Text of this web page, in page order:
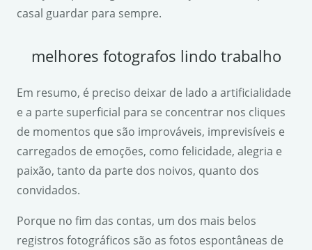
casal guardar para sempre.
melhores fotografos lindo trabalho
Em resumo, é preciso deixar de lado a artificialidade
e a parte superficial para se concentrar nos cliques
de momentos que são improváveis, imprevisíveis e
carregados de emoções, como felicidade, alegria e
paixão, tanto da parte dos noivos, quanto dos
convidados.
Porque no fim das contas, um dos mais belos
registros fotográficos são as fotos espontâneas de